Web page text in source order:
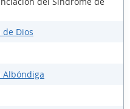
de Dios
Albóndiga